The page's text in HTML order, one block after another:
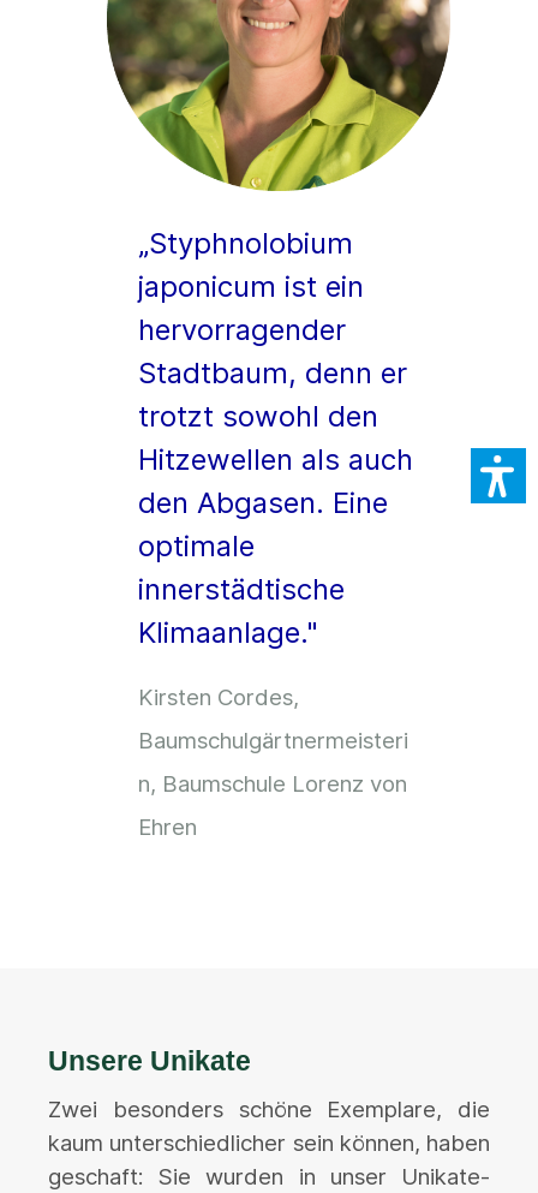
„Styphnolobium
japonicum ist ein
hervorragender
Stadtbaum, denn er
trotzt sowohl den
Hitzewellen als auch
den Abgasen. Eine
optimale
innerstädtische
Klimaanlage."
Kirsten Cordes,
Baumschulgärtnermeisteri
n, Baumschule Lorenz von
Ehren
Unsere Unikate
Zwei besonders schöne Exemplare, die
kaum unterschiedlicher sein können, haben
geschaft: Sie wurden in unser Unikate-